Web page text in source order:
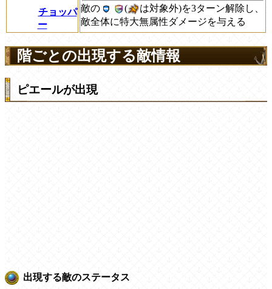
チョッパ
ー
敵の (
は対象外)を3ターン解除し、
敵全体に特大無属性ダメージを与える
階ごとの出現する敵情報
ピエールが出現
出現する敵のステータス